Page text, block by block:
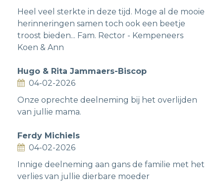
Heel veel sterkte in deze tijd. Moge al de mooie
herinneringen samen toch ook een beetje
troost bieden... Fam. Rector - Kempeneers
Koen & Ann
Hugo & Rita Jammaers-Biscop
04-02-2026
Onze oprechte deelneming bij het overlijden
van jullie mama.
Ferdy Michiels
04-02-2026
Innige deelneming aan gans de familie met het
verlies van jullie dierbare moeder